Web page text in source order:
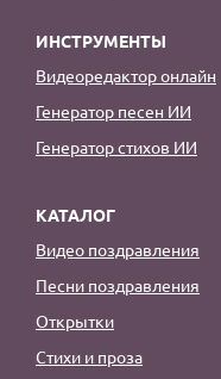
ИНСТРУМЕНТЫ
Видеоредактор онлайн
Генератор песен ИИ
Генератор стихов ИИ
КАТАЛОГ
Видео поздравления
Песни поздравления
Открытки
Стихи и проза